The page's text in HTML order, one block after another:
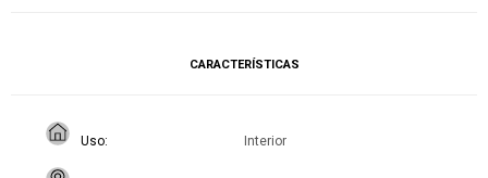
CARACTERÍSTICAS
Uso Interior